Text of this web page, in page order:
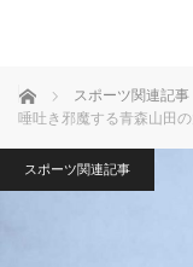
ホーム スポーツ関連記事
唾吐き邪魔する青森山田
スポーツ関連記事